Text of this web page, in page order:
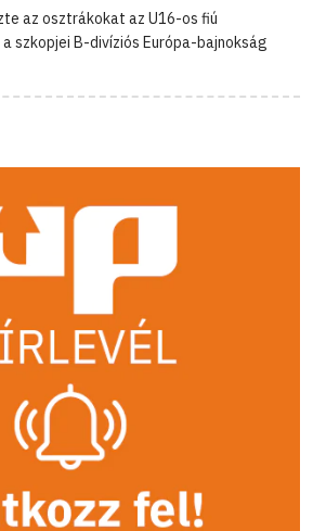
az osztrákokat az U16-os fiú
szkopjei B-divíziós Európa-bajnokság